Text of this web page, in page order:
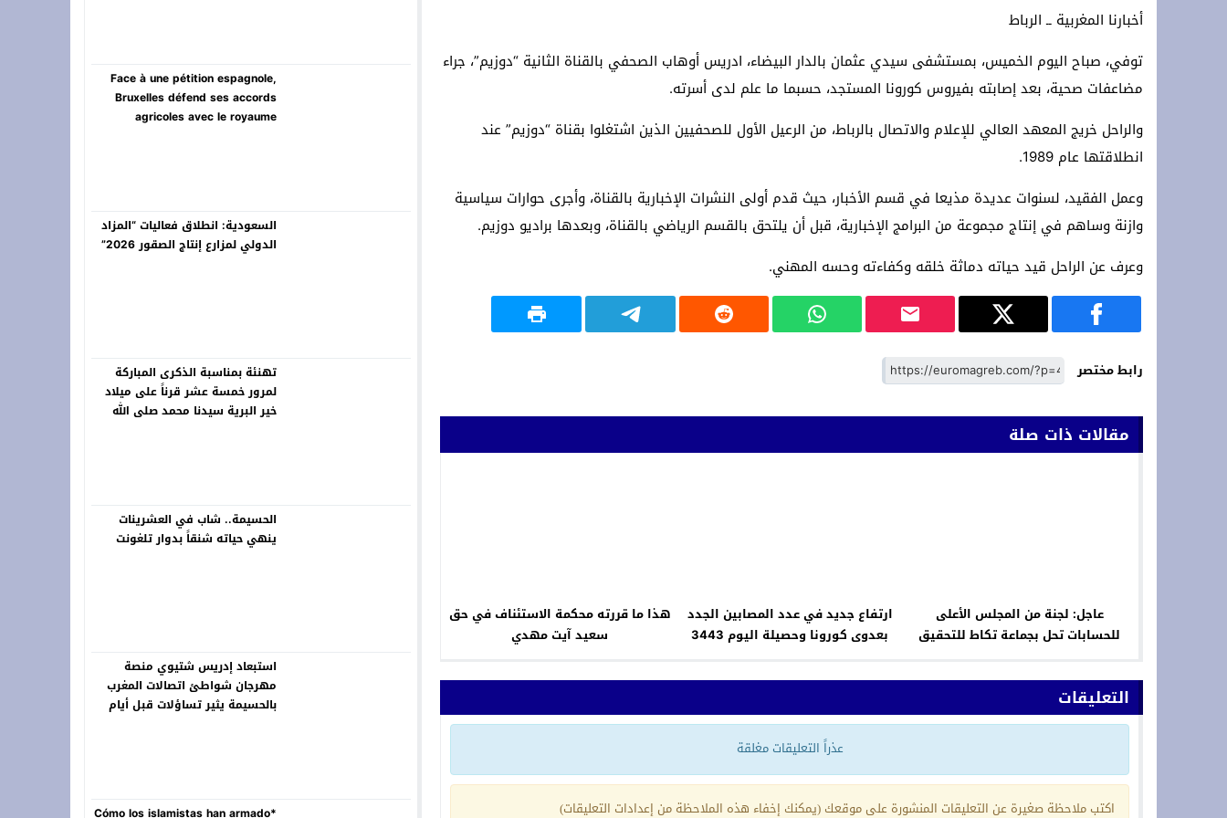
رئاسة حزب التجديد والتقدم تعلن مباشرة إجراءات قضائية وتدعو إلى ندوة صحفية بشأن النزاع التنظيمي
زلزال داخل حلف الناتو: الولايات المتحدة وتركيا ترفضان المقترح الإسباني بشأن سبتة ومليلية!
أخبارنا المغربية ــ الرباط
توفي، صباح اليوم الخميس، بمستشفى سيدي عثمان بالدار البيضاء، ادريس أوهاب الصحفي بالقناة الثانية “دوزيم”، جراء
مضاعفات صحية، بعد إصابته بفيروس كورونا المستجد، حسبما ما علم لدى أسرته.
والراحل خريج المعهد العالي للإعلام والاتصال بالرباط، من الرعيل الأول للصحفيين الذين اشتغلوا بقناة “دوزيم” عند
انطلاقتها عام 1989.
وعمل الفقيد، لسنوات عديدة مذيعا في قسم الأخبار، حيث قدم أولى النشرات الإخبارية بالقناة، وأجرى حوارات سياسية
وازنة وساهم في إنتاج مجموعة من البرامج الإخبارية، قبل أن يلتحق بالقسم الرياضي بالقناة، وبعدها براديو دوزيم.
وعرف عن الراحل قيد حياته دماثة خلقه وكفاءته وحسه المهني.
رابط مختصر
مقالات ذات صلة
عاجل: لجنة من المجلس الأعلى
للحسابات تحل بجماعة تكاط للتحقيق
ارتفاع جديد في عدد المصابين الجدد
بعدوى كورونا وحصيلة اليوم 3443
هذا ما قررته محكمة الاستئناف في حق
سعيد آيت مهدي
التعليقات
عذراً التعليقات مغلقة
اكتب ملاحظة صغيرة عن التعليقات المنشورة على موقعك (يمكنك إخفاء هذه الملاحظة من إعدادات التعليقات)
Face à une pétition espagnole,
Bruxelles défend ses accords
agricoles avec le royaume
السعودية: انطلاق فعاليات “المزاد
الدولي لمزارع إنتاج الصقور 2026”
تهنئة بمناسبة الذكرى المباركة
لمرور خمسة عشر قرناً على ميلاد
خير البرية سيدنا محمد صلى الله
الحسيمة.. شاب في العشرينات
ينهي حياته شنقاً بدوار تلغونت
استبعاد إدريس شتيوي منصة
مهرجان شواطئ اتصالات المغرب
بالحسيمة يثير تساؤلات قبل أيام
*Cómo los islamistas han armado